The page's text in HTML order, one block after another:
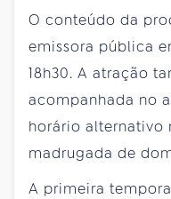
O conteúdo da
emissora pública
18h30. A atração
acompanhada no
horário alternativo
madrugada de
A primeira